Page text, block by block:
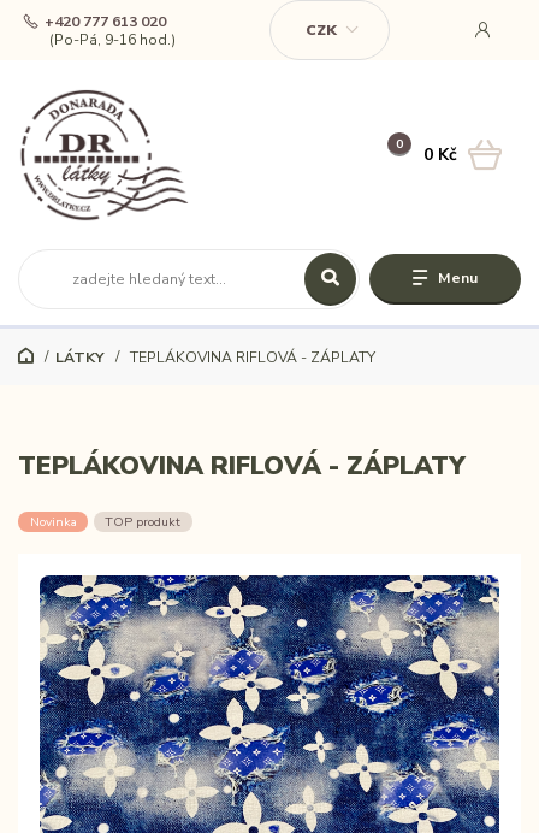
Menu
CZK
+420 777 613 020
(Po-Pá, 9-16 hod.)
0 0 Kč
LÁTKY TEPLÁKOVINA RIFLOVÁ - ZÁPLATY
TEPLÁKOVINA RIFLOVÁ - ZÁPLATY
Novinka TOP produkt